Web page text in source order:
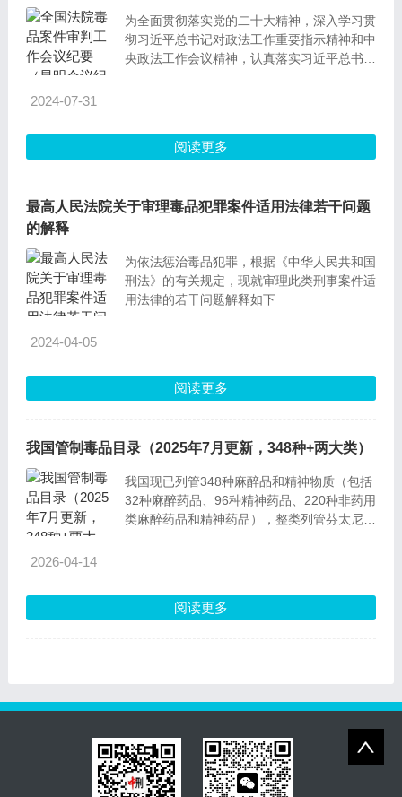
为全面贯彻落实党的二十大精神，深入学习贯
彻习近平总书记对政法工作重要指示精神和中
央政法工作会议精神，认真落实习近平总书记
展，最高人民法院于2023年2月16日在云南省
昆明市召开了全国法院毒品案件审判工作会
2024-07-31
阅读更多
最高人民法院关于审理毒品犯罪案件适用法律若干问题
的解释
为依法惩治毒品犯罪，根据《中华人民共和国
刑法》的有关规定，现就审理此类刑事案件适
用法律的若干问题解释如下
2024-04-05
阅读更多
我国管制毒品目录（2025年7月更新，348种+两大类）
我国现已列管348种麻醉品和精神物质（包括
32种麻醉药品、96种精神药品、220种非药用
类麻醉药品和精神药品），整类列管芬太尼类
2026-04-14
阅读更多